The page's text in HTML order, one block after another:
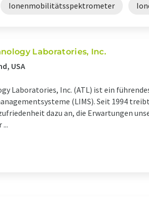
Ionenmobilitätsspektrometer
Laboratories, Inc.
USA
Laboratories, Inc. (ATL) ist ein
(LIMS). Seit 1994
dazu an, die Erwartungen